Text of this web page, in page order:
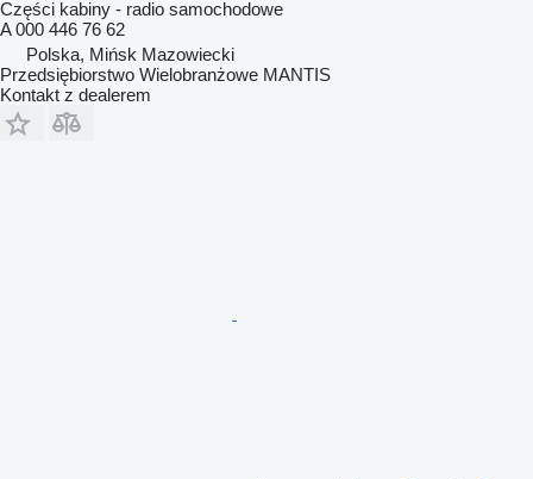
Części kabiny - radio samochodowe
A 000 446 76 62
Polska, Mińsk Mazowiecki
Przedsiębiorstwo Wielobranżowe MANTIS
Kontakt z dealerem